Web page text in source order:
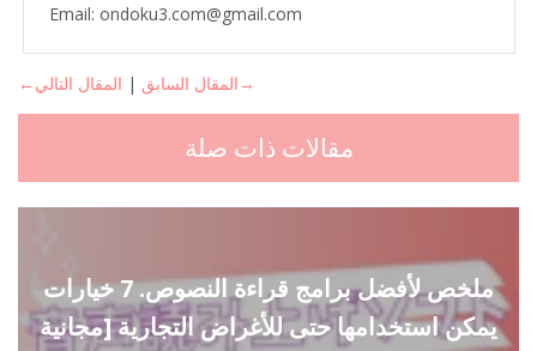
Email: ondoku3.com@gmail.com
←المقال السابق | المقال التالي→
مقالات ذات صلة
ملخص لأفضل برامج قراءة النصوص. 7 خيارات
يمكن استخدامها حتى للأغراض التجارية [مجانية